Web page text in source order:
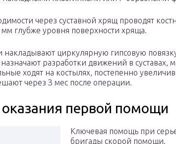
через суставной хрящ проводят
глубже уровня поверхности хряща.
накладывают циркулярную гипсовую
разработки движений в суставах,
ходят на костылях, постепенно
через З мес после операции.
первой помощи
Ключевая помощь при
бригады скорой помощи.